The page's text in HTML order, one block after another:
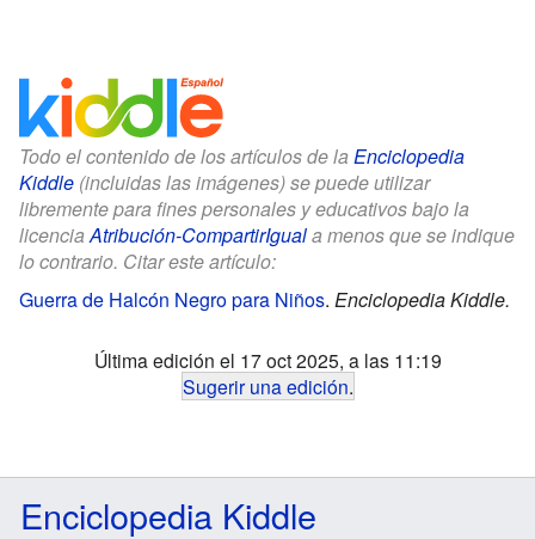
Todo el contenido de los artículos de la Enciclopedia
Kiddle (incluidas las imágenes) se puede utilizar
libremente para fines personales y educativos bajo la
licenciaAtribución-CompartirIguala menos que se indique
lo contrario. Citar este artículo:
Guerra de Halcón Negro para Niños. Enciclopedia Kiddle.
Última edición el 17 oct 2025, a las 11:19
Sugerir una edición.
Enciclopedia Kiddle